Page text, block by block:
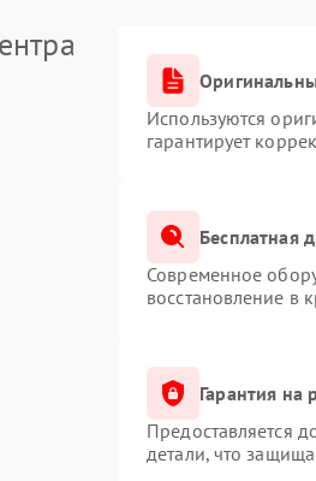
Используются
гарантирует
Бесплатная
Современное
восстановление в
Гарантия на
Предоставляется
детали, что